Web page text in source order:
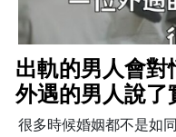
出軌的男人會對
外遇的男人說了
很多時候婚姻都不是如